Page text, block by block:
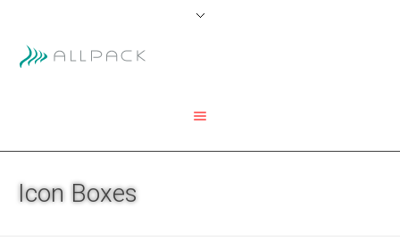
Icon Boxes